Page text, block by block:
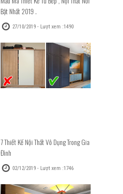
Bật Nhất 2019 .
27/10/2019 - Lượt xem :1490
7 Thiết Kế Nội Thất Vô Dụng Trong Gia
Đình
02/12/2019 - Lượt xem :1746